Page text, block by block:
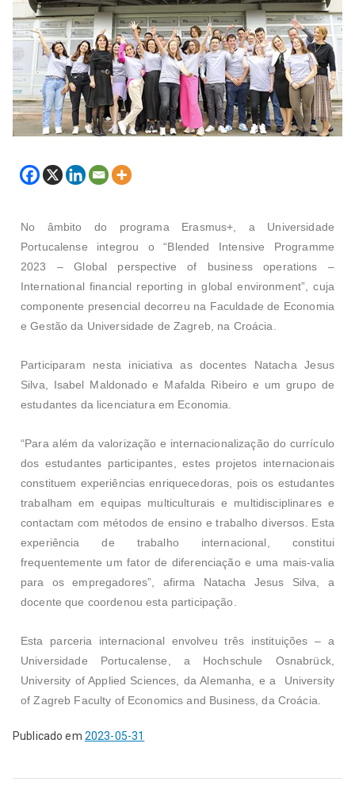
No âmbito do programa Erasmus+, a Universidade
Portucalense integrou o “Blended Intensive Programme
2023 – Global perspective of business operations –
International financial reporting in global environment”, cuja
componente presencial decorreu na Faculdade de Economia
e Gestão da Universidade de Zagreb, na Croácia.
Participaram nesta iniciativa as docentes Natacha Jesus
Silva, Isabel Maldonado e Mafalda Ribeiro e um grupo de
estudantes da licenciatura em Economia.
“Para além da valorização e internacionalização do currículo
dos estudantes participantes, estes projetos internacionais
constituem experiências enriquecedoras, pois os estudantes
trabalham em equipas multiculturais e multidisciplinares e
contactam com métodos de ensino e trabalho diversos. Esta
experiência de trabalho internacional, constitui
frequentemente um fator de diferenciação e uma mais-valia
para os empregadores”, afirma Natacha Jesus Silva, a
docente que coordenou esta participação.
Esta parceria internacional envolveu três instituições – a
Universidade Portucalense, a Hochschule Osnabrück,
University of Applied Sciences, da Alemanha, e a University
of Zagreb Faculty of Economics and Business, da Croácia.
Publicado em 2023-05-31